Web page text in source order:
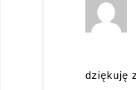
pisze:
dziękuję